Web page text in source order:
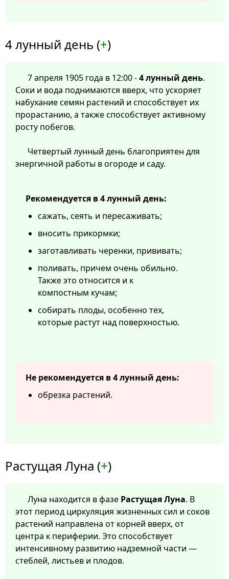
4 лунный день (+)
7 апреля 1905 года в 12:00 -4 лунный день.
Соки и вода поднимаются вверх, что ускоряет
набухание семян растений и способствует их
прорастанию, а также способствует активному
росту побегов.
Четвертый лунный день благоприятен для
энергичной работы в огороде и саду.
Рекомендуется в 4 лунный день:
сажать, сеять и пересаживать;
вносить прикормки;
заготавливать черенки, прививать;
поливать, причем очень обильно.
Также это относится и к
компостным кучам;
собирать плоды, особенно тех,
которые растут над поверхностью.
Не рекомендуется в 4 лунный день:
обрезка растений.
Растущая Луна (+)
Луна находится в фазе Растущая Луна. В
этот период циркуляция жизненных сил и соков
растений направлена от корней вверх, от
центра к периферии. Это способствует
интенсивному развитию надземной части —
стеблей, листьев и плодов.